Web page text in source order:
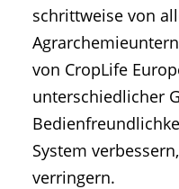
schrittweise von
von CropLife
unterschiedlicher
System
verringern.